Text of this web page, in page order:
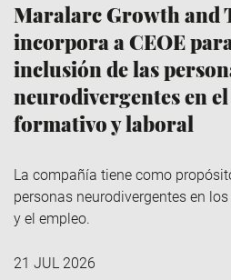
Maralarc Growth and
incorpora a CEOE
inclusión de las
neurodivergentes en
formativo y laboral
La compañía tiene como
personas neurodivergentes en
y el empleo.
21 JUL 2026